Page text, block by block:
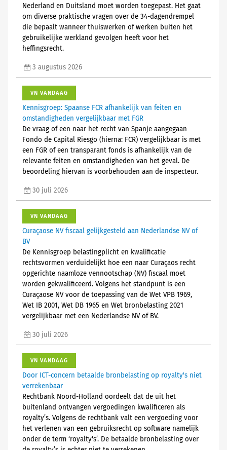
Nederland en Duitsland moet worden toegepast. Het gaat
om diverse praktische vragen over de 34-dagendrempel
die bepaalt wanneer thuiswerken of werken buiten het
gebruikelijke werkland gevolgen heeft voor het
heffingsrecht.
3 augustus 2026
VN VANDAAG
Kennisgroep: Spaanse FCR afhankelijk van feiten en
omstandigheden vergelijkbaar met FGR
De vraag of een naar het recht van Spanje aangegaan
Fondo de Capital Riesgo (hierna: FCR) vergelijkbaar is met
een FGR of een transparant fonds is afhankelijk van de
relevante feiten en omstandigheden van het geval. De
beoordeling hiervan is voorbehouden aan de inspecteur.
30 juli 2026
VN VANDAAG
Curaçaose NV fiscaal gelijkgesteld aan Nederlandse NV of
BV
De Kennisgroep belastingplicht en kwalificatie
rechtsvormen verduidelijkt hoe een naar Curaçaos recht
opgerichte naamloze vennootschap (NV) fiscaal moet
worden gekwalificeerd. Volgens het standpunt is een
Curaçaose NV voor de toepassing van de Wet VPB 1969,
Wet IB 2001, Wet DB 1965 en Wet bronbelasting 2021
vergelijkbaar met een Nederlandse NV of BV.
30 juli 2026
VN VANDAAG
Door ICT-concern betaalde bronbelasting op royalty's niet
verrekenbaar
Rechtbank Noord-Holland oordeelt dat de uit het
buitenland ontvangen vergoedingen kwalificeren als
royalty’s. Volgens de rechtbank valt een vergoeding voor
het verlenen van een gebruiksrecht op software namelijk
onder de term ‘royalty's’. De betaalde bronbelasting over